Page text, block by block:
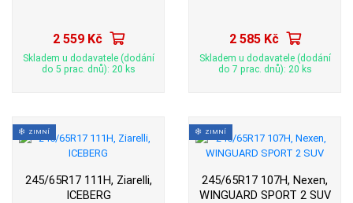
2 559 Kč
Skladem u dodavatele (dodání
do 5 prac. dnů): 20 ks
2 585 Kč
Skladem u dodavatele (dodání
do 7 prac. dnů): 20 ks
ZIMNÍ
245/65R17 111H, Ziarelli,
ICEBERG
ZIMNÍ
245/65R17 107H, Nexen,
WINGUARD SPORT 2 SUV